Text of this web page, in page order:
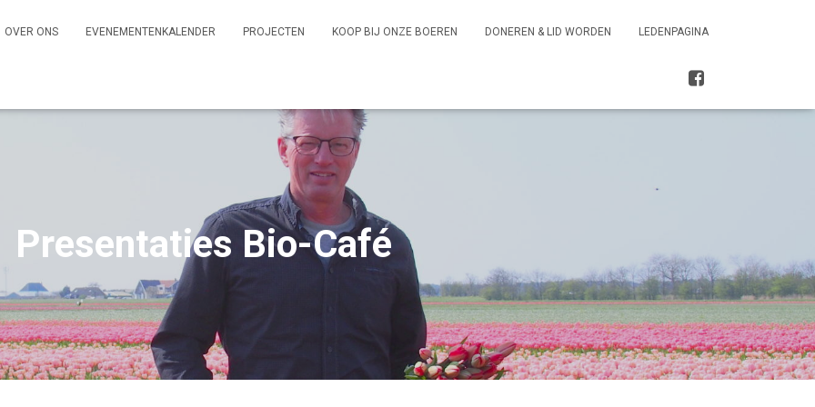
OVER ONS EVENEMENTENKALENDER PROJECTEN KOOP BIJ ONZE BOEREN DONEREN & LID WORDEN LEDENPAGINA
Presentaties Bio-Café